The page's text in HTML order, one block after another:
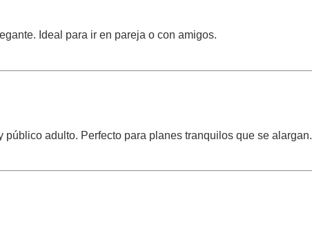
Ideal para ir en pareja o con amigos.
adulto. Perfecto para planes tranquilos que se alargan.